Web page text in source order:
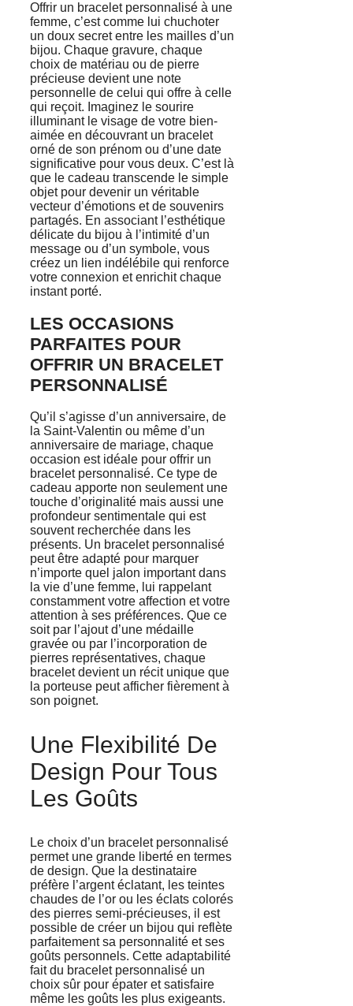
Offrir un bracelet personnalisé à une
femme, c’est comme lui chuchoter
un doux secret entre les mailles d’un
bijou. Chaque gravure, chaque
choix de matériau ou de pierre
précieuse devient une note
personnelle de celui qui offre à celle
qui reçoit. Imaginez le sourire
illuminant le visage de votre bien-
aimée en découvrant un bracelet
orné de son prénom ou d’une date
significative pour vous deux. C’est là
que le cadeau transcende le simple
objet pour devenir un véritable
vecteur d’émotions et de souvenirs
partagés. En associant l’esthétique
délicate du bijou à l’intimité d’un
message ou d’un symbole, vous
créez un lien indélébile qui renforce
votre connexion et enrichit chaque
instant porté.
LES OCCASIONS
PARFAITES POUR
OFFRIR UN BRACELET
PERSONNALISÉ
Qu’il s’agisse d’un anniversaire, de
la Saint-Valentin ou même d’un
anniversaire de mariage, chaque
occasion est idéale pour offrir un
bracelet personnalisé. Ce type de
cadeau apporte non seulement une
touche d’originalité mais aussi une
profondeur sentimentale qui est
souvent recherchée dans les
présents. Un bracelet personnalisé
peut être adapté pour marquer
n’importe quel jalon important dans
la vie d’une femme, lui rappelant
constamment votre affection et votre
attention à ses préférences. Que ce
soit par l’ajout d’une médaille
gravée ou par l’incorporation de
pierres représentatives, chaque
bracelet devient un récit unique que
la porteuse peut afficher fièrement à
son poignet.
Une Flexibilité De
Design Pour Tous
Les Goûts
Le choix d’un bracelet personnalisé
permet une grande liberté en termes
de design. Que la destinataire
préfère l’argent éclatant, les teintes
chaudes de l’or ou les éclats colorés
des pierres semi-précieuses, il est
possible de créer un bijou qui reflète
parfaitement sa personnalité et ses
goûts personnels. Cette adaptabilité
fait du bracelet personnalisé un
choix sûr pour épater et satisfaire
même les goûts les plus exigeants.